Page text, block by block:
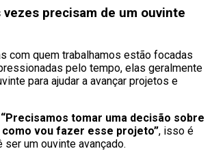
vezes precisam de um ouvinte
com quem trabalhamos estão focadas
pelo tempo, elas geralmente
para ajudar a avançar projetos e
“Precisamos tomar uma decisão sobre
como vou fazer esse projeto”, isso é
ser um ouvinte avançado.